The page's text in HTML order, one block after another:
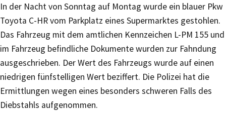
In der Nacht von Sonntag auf Montag wurde ein blauer Pkw
Toyota C-HR vom Parkplatz eines Supermarktes gestohlen.
Das Fahrzeug mit dem amtlichen Kennzeichen L-PM 155 und
im Fahrzeug befindliche Dokumente wurden zur Fahndung
ausgeschrieben. Der Wert des Fahrzeugs wurde auf einen
niedrigen fünfstelligen Wert beziffert. Die Polizei hat die
Ermittlungen wegen eines besonders schweren Falls des
Diebstahls aufgenommen.